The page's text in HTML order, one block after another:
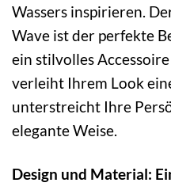
Wassers inspirieren.
Wave ist der perfekte
ein stilvolles
verleiht Ihrem Look
unterstreicht Ihre
elegante Weise.
Design und Material: